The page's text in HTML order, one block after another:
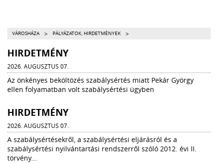
VÁROSHÁZA > PÁLYÁZATOK, HIRDETMÉNYEK >
HIRDETMÉNY
2026. AUGUSZTUS 07.
Az önkényes beköltözés szabálysértés miatt Pekár György
ellen folyamatban volt szabálysértési ügyben
HIRDETMÉNY
2026. AUGUSZTUS 07.
A szabálysértésekről, a szabálysértési eljárásról és a
szabálysértési nyilvántartási rendszerről szóló 2012. évi II.
törvény...